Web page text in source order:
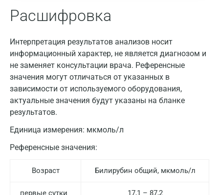
Расшифровка
Интерпретация результатов анализов носит
информационный характер, не является диагнозом и
не заменяет консультации врача. Референсные
значения могут отличаться от указанных в
зависимости от используемого оборудования,
актуальные значения будут указаны на бланке
результатов.
Единица измерения: мкмоль/л
Референсные значения:
Возраст Билирубин общий, мкмоль/л
первые сутки 17,1 – 87,2